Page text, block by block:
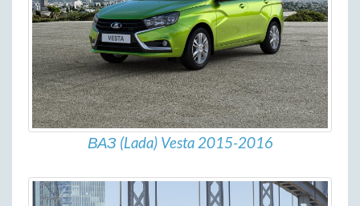
ВАЗ (Lada) Vesta 2015-2016